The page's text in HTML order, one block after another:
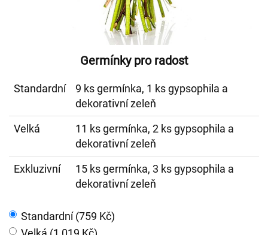
Germínky pro radost
Standardní
9 ks germínka, 1 ks gypsophila a
dekorativní zeleň
Velká
11 ks germínka, 2 ks gypsophila a
dekorativní zeleň
Exkluzivní
15 ks germínka, 3 ks gypsophila a
dekorativní zeleň
Standardní (759 Kč)